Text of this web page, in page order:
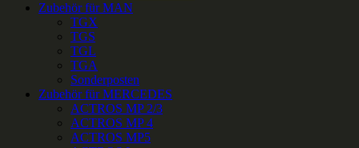
Zubehör für MAN
TGX
TGS
TGL
TGA
Sonderposten
Zubehör für MERCEDES
ACTROS MP 2/3
ACTROS MP 4
ACTROS MP5